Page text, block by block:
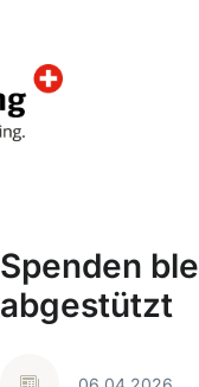
Spenden
abgestützt